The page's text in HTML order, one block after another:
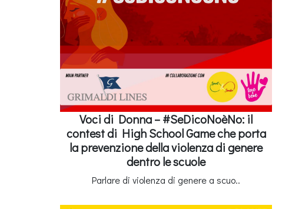
Voci di Donna – #SeDicoNoèNo: il
contest di High School Game che porta
la prevenzione della violenza di genere
dentro le scuole
Parlare di violenza di genere a scuo..